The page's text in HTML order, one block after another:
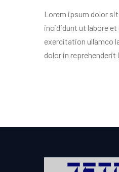
Lorem ipsum dolor
incididunt ut labore et
exercitation ullamco
dolor in